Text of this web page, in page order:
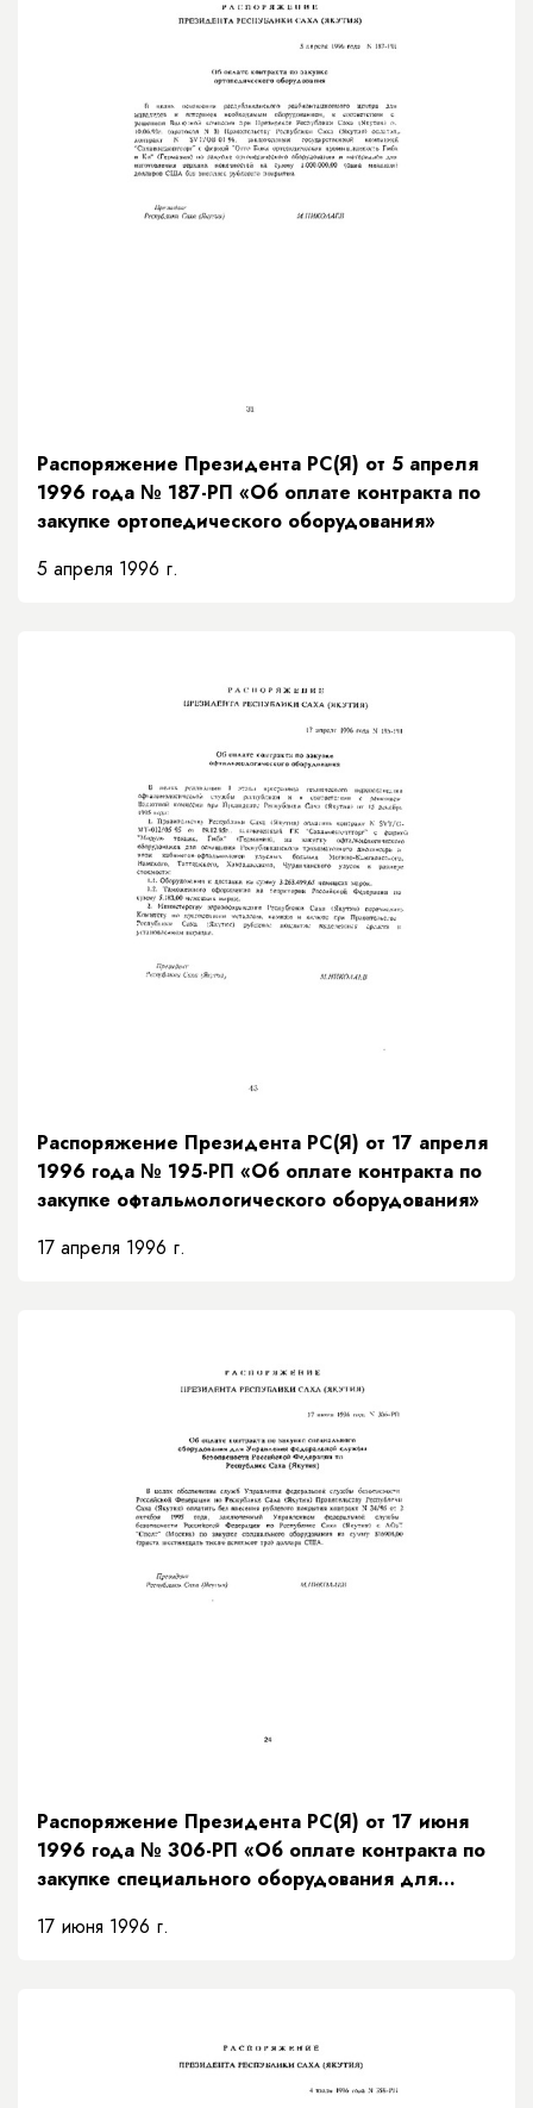
Распоряжение Президента РС(Я) от 5 апреля
1996 года № 187-РП «Об оплате контракта по
закупке ортопедического оборудования»
5 апреля 1996 г.
Распоряжение Президента РС(Я) от 17 апреля
1996 года № 195-РП «Об оплате контракта по
закупке офтальмологического оборудования»
17 апреля 1996 г.
Распоряжение Президента РС(Я) от 17 июня
1996 года № 306-РП «Об оплате контракта по
закупке специального оборудования для
безопасности Российской Федерации по
17 июня 1996 г.